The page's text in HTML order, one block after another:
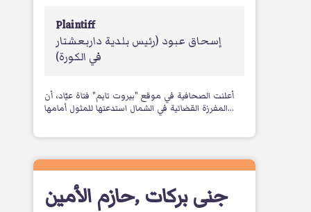
Plaintiff
إسحاق عبود (رئيس بلدية داربعشتار
في الكورة)
أعلنت الصحافية في موقع "بيروت تايم" فتاة عيّاد، أن
المفرزة القضائية في الشمال استدعتها للمثول أمامها...
حازم الأمين, جنى بركات